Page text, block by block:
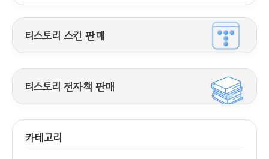
티스토리 스킨 판매
티스토리 전자책 판매
카테고리